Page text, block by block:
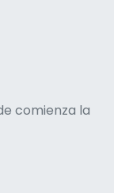
comienza la